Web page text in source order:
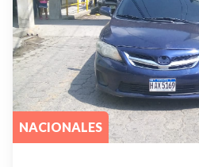
NACIONALES